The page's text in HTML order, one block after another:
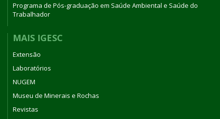
Programa de Pós-graduação em Saúde Ambiental e Saúde do
Trabalhador
MAIS IGESC
Extensão
Laboratórios
NUGEM
Museu de Minerais e Rochas
Revistas